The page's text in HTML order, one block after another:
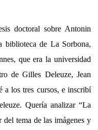
doctoral sobre Antonin
biblioteca de La Sorbona,
que era la universidad
de Gilles Deleuze, Jean
a los tres cursos, e inscribí
Quería analizar “La
tema de las imágenes y